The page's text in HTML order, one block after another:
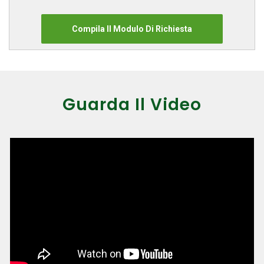
Compila Il Modulo Di Richiesta
Guarda Il Video